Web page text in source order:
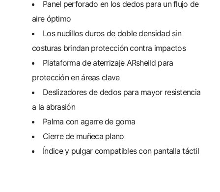
Panel perforado en los dedos para un flujo de
aire óptimo
Los nudillos duros de doble densidad sin
costuras brindan protección contra impactos
Plataforma de aterrizaje ARsheild para
protección en áreas clave
Deslizadores de dedos para mayor resistencia
a la abrasión
Palma con agarre de goma
Cierre de muñeca plano
Índice y pulgar compatibles con pantalla táctil